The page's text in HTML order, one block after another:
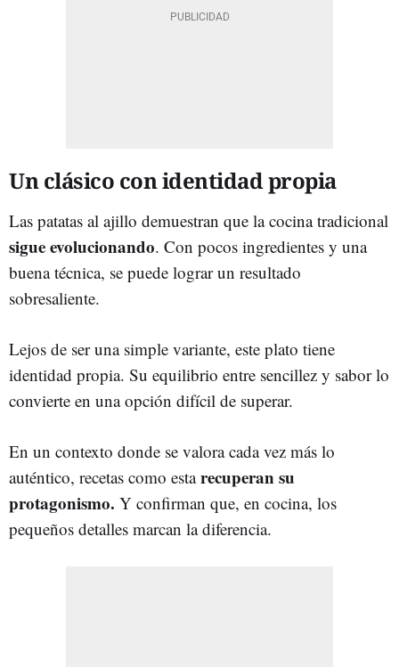
Un clásico con identidad propia
Las patatas al ajillo demuestran que la cocina tradicional
sigue evolucionando. Con pocos ingredientes y una
buena técnica, se puede lograr un resultado
sobresaliente.
Lejos de ser una simple variante, este plato tiene
identidad propia. Su equilibrio entre sencillez y sabor lo
convierte en una opción difícil de superar.
En un contexto donde se valora cada vez más lo
auténtico, recetas como estarecuperan su
protagonismo. Y confirman que, en cocina, los
pequeños detalles marcan la diferencia.